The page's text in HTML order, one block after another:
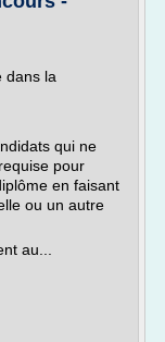
dans la
qui ne
pour
en faisant
ou un autre
au...